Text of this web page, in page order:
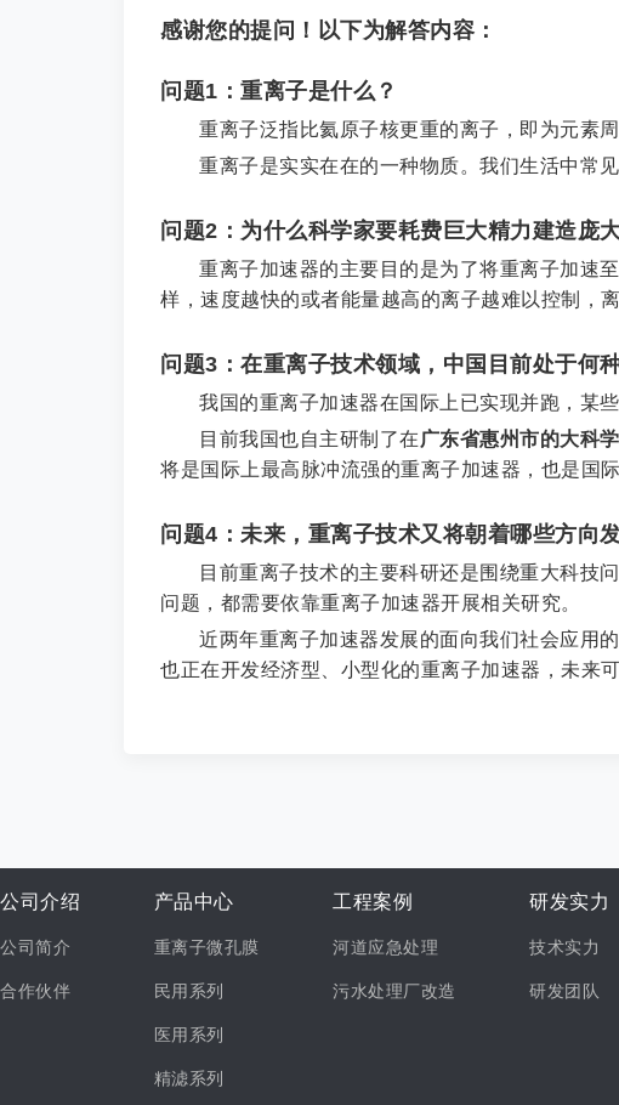
感谢您的提问！以下为解答内容：
问题1：重离子是什么？
重离子泛指比氦原子核更重的离子，即为元素
重离子是实实在在的一种物质。我们生活中常
问题2：为什么科学家要耗费巨大精力建造庞
重离子加速器的主要目的是为了将重离子加速
样，速度越快的或者能量越高的离子越难以控制，
问题3：在重离子技术领域，中国目前处于何
我国的重离子加速器在国际上已实现并跑，某
目前我国也自主研制了在 广东省惠州市的大科
将是国际上最高脉冲流强的重离子加速器，也是国
问题4：未来，重离子技术又将朝着哪些方向
目前重离子技术的主要科研还是围绕重大科技
问题，都需要依靠重离子加速器开展相关研究。
近两年重离子加速器发展的面向我们社会应用
也正在开发经济型、小型化的重离子加速器，未来
公司介绍
公司简介
合作伙伴
产品中心
重离子微孔膜
民用系列
医用系列
精滤系列
工程案例
河道应急处理
污水处理厂改造
研发实力
技术实力
研发团队